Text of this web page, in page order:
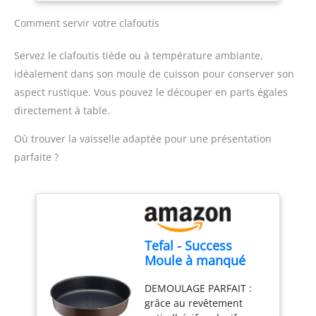
ergonomique et bouton
d'éjection pratique pour
confortable et un
changement rapide des
accessoires. Compact et
pratique pour un usage
d'un design compact, ce
cachemire</li> </ul>
Comment servir votre clafoutis
Servez le clafoutis tiède ou à température ambiante,
idéalement dans son moule de cuisson pour conserver son
aspect rustique. Vous pouvez le découper en parts égales
directement à table.
Où trouver la vaisselle adaptée pour une présentation
parfaite ?
Tefal - Success
Moule à manqué
Chocolat - 24 cm
DEMOULAGE PARFAIT :
grâce au revêtement